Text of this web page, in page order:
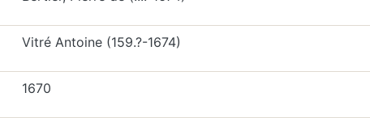
Vitré Antoine (159.?-1674)
1670